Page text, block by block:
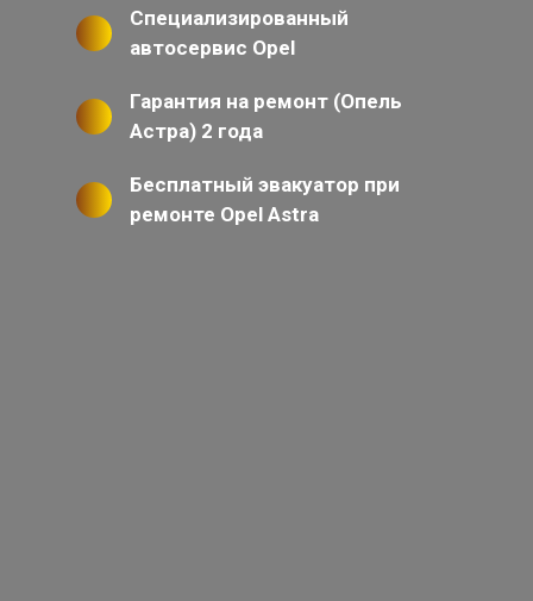
Специализированный
автосервис Opel
Гарантия на ремонт (Опель
Астра) 2 года
Бесплатный эвакуатор при
ремонте Opel Astra